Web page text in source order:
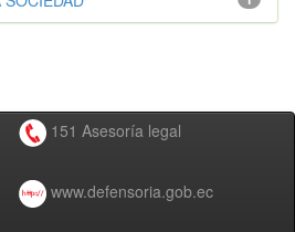
151 Asesoría legal
www.defensoria.gob.ec